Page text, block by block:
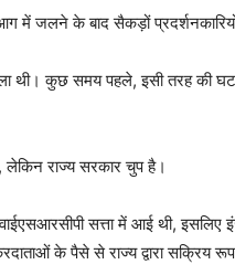
आग में जलने के बाद सैकड़ों
थी। कुछ समय पहले, इसी तरह की
लेकिन राज्य सरकार चुप है।
वाईएसआरसीपी सत्ता में आई थी,
के पैसे से राज्य द्वारा सक्रिय